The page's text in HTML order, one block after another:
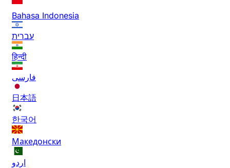
Bahasa Indonesia
עברית
हिन्दी
فارسی
日本語
한국어
Македонски
اردو